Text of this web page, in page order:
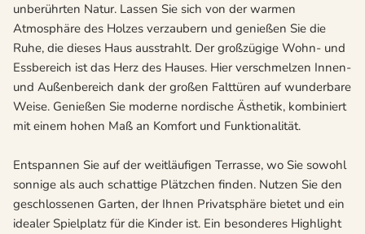
unberührten Natur. Lassen Sie sich von der warmen
Atmosphäre des Holzes verzaubern und genießen Sie die
Ruhe, die dieses Haus ausstrahlt. Der großzügige Wohn- und
Essbereich ist das Herz des Hauses. Hier verschmelzen Innen-
und Außenbereich dank der großen Falttüren auf wunderbare
Weise. Genießen Sie moderne nordische Ästhetik, kombiniert
mit einem hohen Maß an Komfort und Funktionalität.
Entspannen Sie auf der weitläufigen Terrasse, wo Sie sowohl
sonnige als auch schattige Plätzchen finden. Nutzen Sie den
geschlossenen Garten, der Ihnen Privatsphäre bietet und ein
idealer Spielplatz für die Kinder ist. Ein besonderes Highlight